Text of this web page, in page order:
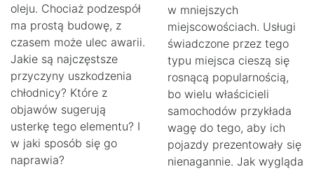
oleju. Chociaż podzespół
ma prostą budowę, z
czasem może ulec awarii.
Jakie są najczęstsze
przyczyny uszkodzenia
chłodnicy? Które z
objawów sugerują
usterkę tego elementu? I
w jaki sposób się go
naprawia?
w mniejszych
miejscowościach. Usługi
świadczone przez tego
typu miejsca cieszą się
rosnącą popularnością,
bo wielu właścicieli
samochodów przykłada
wagę do tego, aby ich
pojazdy prezentowały się
nienagannie. Jak wygląda